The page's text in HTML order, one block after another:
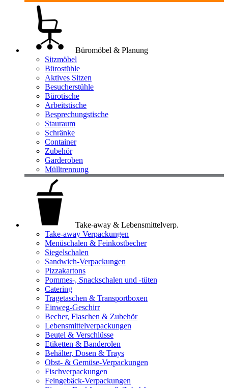
Büromöbel & Planung
Sitzmöbel
Bürostühle
Aktives Sitzen
Besucherstühle
Bürotische
Arbeitstische
Besprechungstische
Stauraum
Schränke
Container
Zubehör
Garderoben
Mülltrennung
Take-away & Lebensmittelverp.
Take-away Verpackungen
Menüschalen & Feinkostbecher
Siegelschalen
Sandwich-Verpackungen
Pizzakartons
Pommes-, Snackschalen und -tüten
Catering
Tragetaschen & Transportboxen
Einweg-Geschirr
Becher, Flaschen & Zubehör
Lebensmittelverpackungen
Beutel & Verschlüsse
Etiketten & Banderolen
Behälter, Dosen & Trays
Obst- & Gemüse-Verpackungen
Fischverpackungen
Feingebäck-Verpackungen